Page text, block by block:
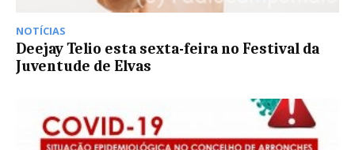
NOTÍCIAS
Deejay Telio esta sexta-feira no Festival da
Juventude de Elvas